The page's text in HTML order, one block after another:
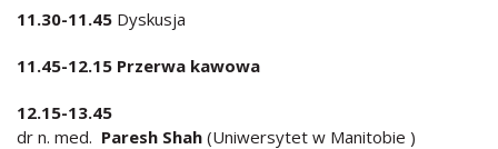
11.30-11.45 Dyskusja
11.45-12.15 Przerwa kawowa
12.15-13.45
dr n. med. Paresh Shah (Uniwersytet w Manitobie )